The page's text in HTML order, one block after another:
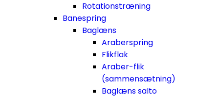
Rotationstræning
Banespring
Baglæns
Araberspring
Flikflak
Araber-flik
(sammensætning)
Baglæns salto